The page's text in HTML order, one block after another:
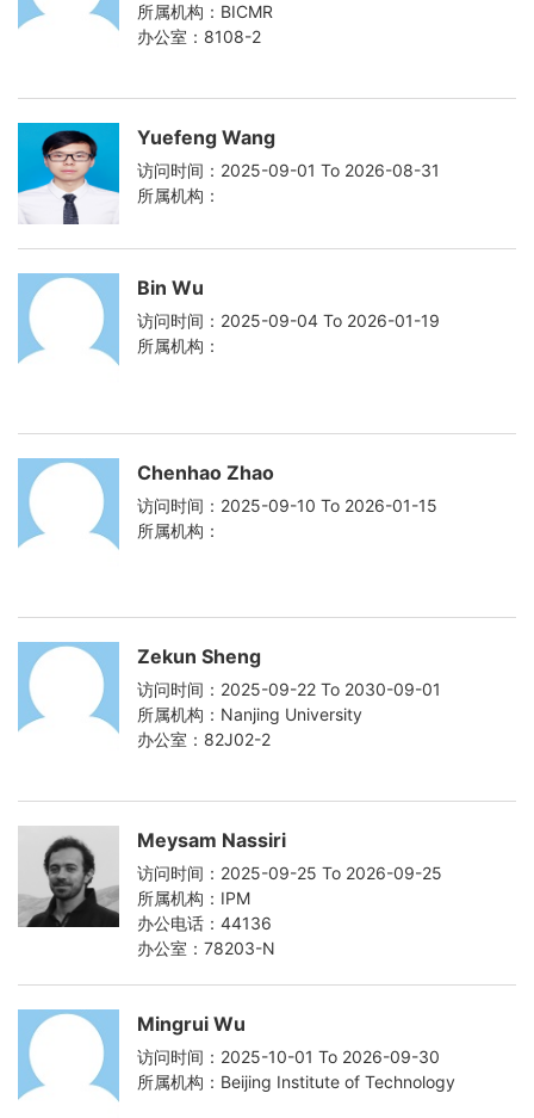
所属机构：BICMR
办公室：8108-2
Yuefeng Wang
访问时间：2025-09-01 To 2026-08-31
所属机构：
Bin Wu
访问时间：2025-09-04 To 2026-01-19
所属机构：
Chenhao Zhao
访问时间：2025-09-10 To 2026-01-15
所属机构：
Zekun Sheng
访问时间：2025-09-22 To 2030-09-01
所属机构：Nanjing University
办公室：82J02-2
Meysam Nassiri
访问时间：2025-09-25 To 2026-09-25
所属机构：IPM
办公电话：44136
办公室：78203-N
Mingrui Wu
访问时间：2025-10-01 To 2026-09-30
所属机构：Beijing Institute of Technology